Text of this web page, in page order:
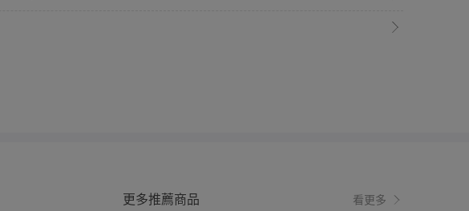
更多推薦商品 看更多